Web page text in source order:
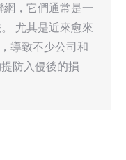
，它們通常是一
尤其是近來愈來
導致不少公司和
防入侵後的損